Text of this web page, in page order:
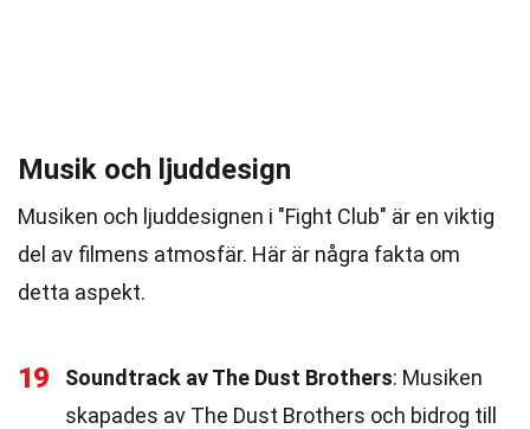
Musik och ljuddesign
Musiken och ljuddesignen i "Fight Club" är en viktig
del av filmens atmosfär. Här är några fakta om
detta aspekt.
19 Soundtrack av The Dust Brothers: Musiken
skapades av The Dust Brothers och bidrog till